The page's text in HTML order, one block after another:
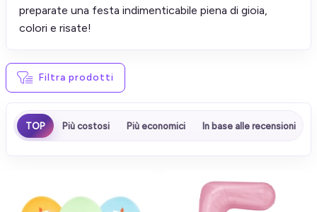
preparate una festa indimenticabile piena di gioia,
colori e risate!
Filtra prodotti
TOP Più costosi Più economici In base alle recensioni